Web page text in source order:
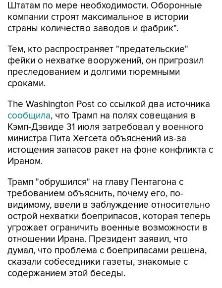
Штатам по мере необходимости. Оборонные
компании строят максимальное в истории
страны количество заводов и фабрик".
Тем, кто распространяет "предательские"
фейки о нехватке вооружений, он пригрозил
преследованием и долгими тюремными
сроками.
The Washington Post со ссылкой два источника
сообщила, что Трамп на полях совещания в
Кэмп-Дэвиде 31 июля затребовал у военного
министра Пита Хегсета объяснений из-за
истощения запасов ракет на фоне конфликта с
Ираном.
Трамп "обрушился" на главу Пентагона с
требованием объяснить, почему его, по-
видимому, ввели в заблуждение относительно
острой нехватки боеприпасов, которая теперь
угрожает ограничить военные возможности в
отношении Ирана. Президент заявил, что
думал, что проблема с боеприпасами решена,
сказали собеседники газеты, знакомые с
содержанием этой беседы.